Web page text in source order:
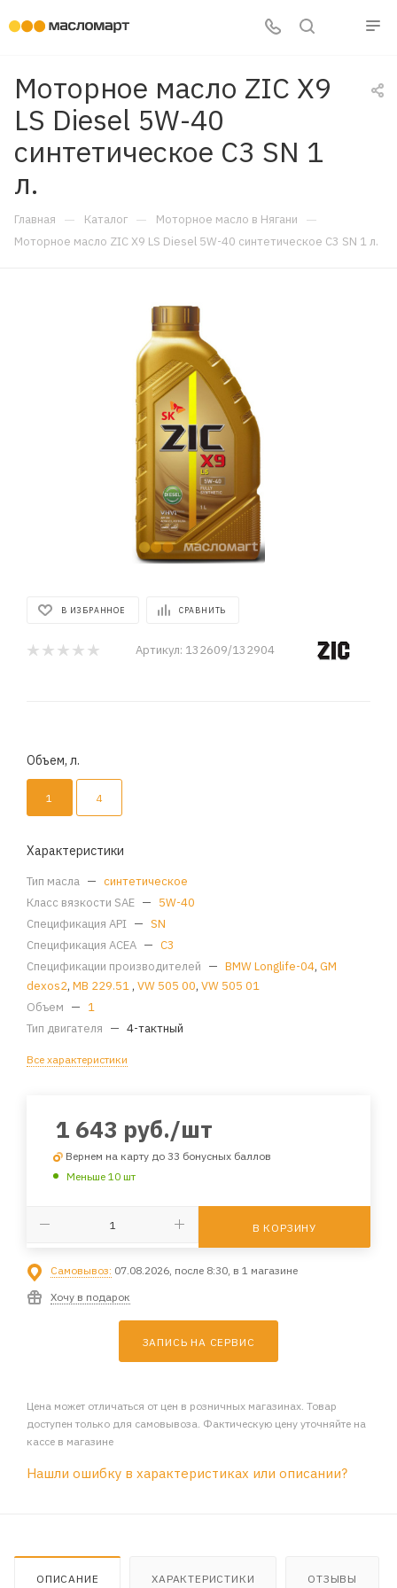
Моторное масло ZIC X9
LS Diesel 5W-40
синтетическое C3 SN 1
л.
Главная — Каталог — Моторное масло в Нягани —
Моторное масло ZIC X9 LS Diesel 5W-40 синтетическое C3 SN 1 л.
В ИЗБРАННОЕ СРАВНИТЬ
Артикул: 132609/132904
Объем, л.
1 4
Характеристики
Тип масла — синтетическое
Класс вязкости SAE — 5W-40
Спецификация API — SN
Спецификация ACEA — C3
Спецификации производителей — BMW Longlife-04, GM
dexos2, MB 229.51, VW 505 00, VW 505 01
Объем — 1
Тип двигателя — 4-тактный
Все характеристики
1 643 руб./шт
Вернем на карту до 33 бонусных баллов
Меньше 10 шт
В КОРЗИНУ
Самовывоз: 07.08.2026, после 8:30, в 1 магазине
Хочу в подарок
ЗАПИСЬ НА СЕРВИС
Цена может отличаться от цен в розничных магазинах. Товар
доступен только для самовывоза. Фактическую цену уточняйте на
кассе в магазине
Нашли ошибку в характеристиках или описании?
ОПИСАНИЕ ХАРАКТЕРИСТИКИ ОТЗЫВЫ